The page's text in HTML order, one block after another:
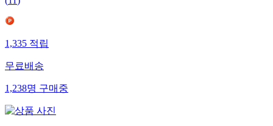
(11)
1,335적립
무료배송
1,238명구매중